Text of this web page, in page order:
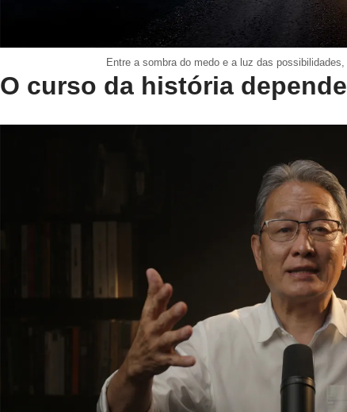
Entre a sombra do medo e a luz das
O curso da história